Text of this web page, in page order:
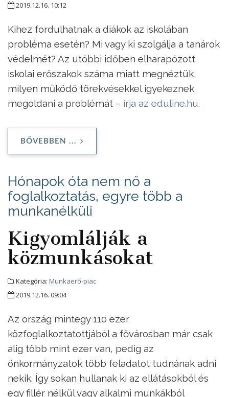
2019.12.16. 10:12
Kihez fordulhatnak a diákok az iskolában
probléma esetén? Mi vagy ki szolgálja a tanárok
védelmét? Az utóbbi időben elharapózott
iskolai erőszakok száma miatt megnéztük,
milyen működő törekvésekkel igyekeznek
megoldani a problémát – írja az eduline.hu.
BŐVEBBEN ...
Hónapok óta nem nő a
foglalkoztatás, egyre több a
munkanélküli
Kigyomlálják a
közmunkásokat
Kategória: Munkaerő-piac
2019.12.16. 09:04
Az ország mintegy 110 ezer
közfoglalkoztatottjából a fővárosban már csak
alig több mint ezer van, pedig az
önkormányzatok több feladatot tudnának adni
nekik. Így sokan hullanak ki az ellátásokból és
egy fillér nélkül vagy alkalmi munkákból